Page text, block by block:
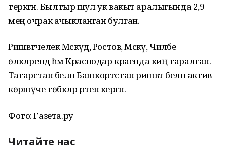
теркәгән. Былтыр шул ук вакыт аралыгында 2,9
мең очрак ачыкланган булган.
Ришвәтчелек Мәскәүдә, Ростов, Мәскәү, Чиләбе
өлкәләрендә һәм Краснодар краенда киң таралган.
Татарстан белән Башкортстан ришвәт белән актив
көрәшүче төбәкләр рәтенә кергән.
Фото: Газета.ру
Читайте нас